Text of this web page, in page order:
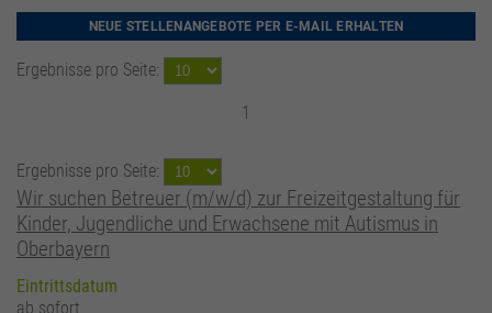
NEUE STELLENANGEBOTE PER E-MAIL ERHALTEN
Ergebnisse pro Seite:
1
Ergebnisse pro Seite:
Wir suchen Betreuer (m/w/d) zur Freizeitgestaltung für
Kinder, Jugendliche und Erwachsene mit Autismus in
Oberbayern
Eintrittsdatum
ab sofort